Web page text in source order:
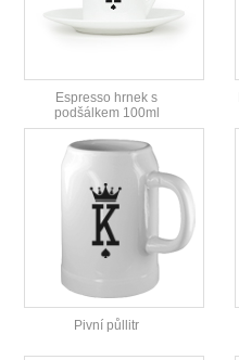
Espresso hrnek s
podšálkem 100ml
Pivní půllitr